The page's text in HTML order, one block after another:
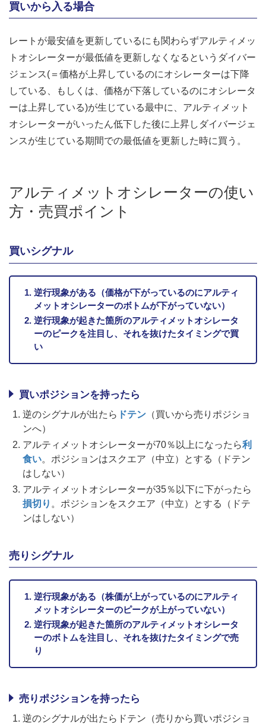
買いから入る場合
レートが最安値を更新しているにも関わらずアルティメッ
トオシレーターが最低値を更新しなくなるというダイバー
ジェンス(＝価格が上昇しているのにオシレーターは下降
している、もしくは、価格が下落しているのにオシレータ
ーは上昇している)が生じている最中に、アルティメット
オシレーターがいったん低下した後に上昇しダイバージェ
ンスが生じている期間での最低値を更新した時に買う。
アルティメットオシレーターの使い
方・売買ポイント
買いシグナル
逆行現象がある（価格が下がっているのにアルティ
メットオシレーターのボトムが下がっていない）
逆行現象が起きた箇所のアルティメットオシレータ
ーのピークを注目し、それを抜けたタイミングで買
い
買いポジションを持ったら
逆のシグナルが出たら ドテン （買いから売りポジショ
ンへ）
アルティメットオシレーターが70％以上になったら利
食い。ポジションはスクエア（中立）とする（ドテン
はしない）
アルティメットオシレーターが35％以下に下がったら
損切り 。ポジションをスクエア（中立）とする（ドテ
ンはしない）
売りシグナル
逆行現象がある（株価が上がっているのにアルティ
メットオシレーターのピークが上がっていない）
逆行現象が起きた箇所のアルティメットオシレータ
ーのボトムを注目し、それを抜けたタイミングで売
り
売りポジションを持ったら
逆のシグナルが出たらドテン（売りから買いポジショ